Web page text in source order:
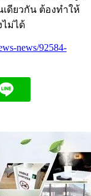
ดียวกัน ต้องทำให้
ม่ได้
news/92584-